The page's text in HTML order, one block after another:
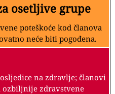
osetljive grupe
poteškoće kod članova
neće biti pogođena.
na zdravlje; članovi
zdravstvene